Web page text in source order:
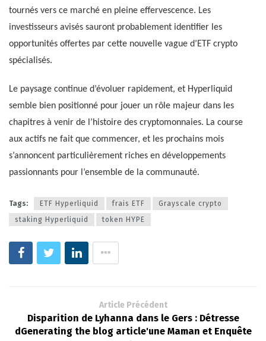
tournés vers ce marché en pleine effervescence. Les
investisseurs avisés sauront probablement identifier les
opportunités offertes par cette nouvelle vague d’ETF crypto
spécialisés.
Le paysage continue d’évoluer rapidement, et Hyperliquid
semble bien positionné pour jouer un rôle majeur dans les
chapitres à venir de l’histoire des cryptomonnaies. La course
aux actifs ne fait que commencer, et les prochains mois
s’annoncent particulièrement riches en développements
passionnants pour l’ensemble de la communauté.
Tags: ETF Hyperliquid frais ETF
Grayscale crypto
staking Hyperliquid
token HYPE
Article Précédent
Disparition de Lyhanna dans le Gers : Détresse
dGenerating the blog article'une Maman et Enquête